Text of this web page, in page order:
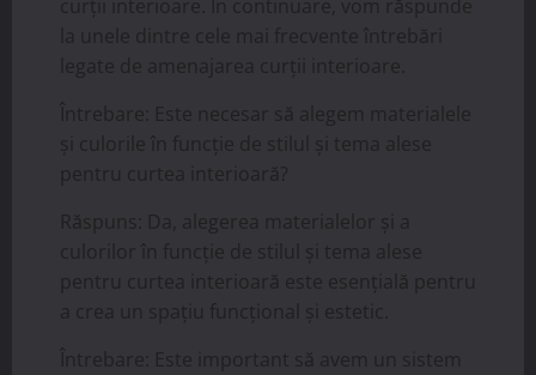
curții interioare. În continuare, vom răspunde
la unele dintre cele mai frecvente întrebări
legate de amenajarea curții interioare.
Întrebare: Este necesar să alegem materialele
și culorile în funcție de stilul și tema alese
pentru curtea interioară?
Răspuns: Da, alegerea materialelor și a
culorilor în funcție de stilul și tema alese
pentru curtea interioară este esențială pentru
a crea un spațiu funcțional și estetic.
Întrebare: Este important să avem un sistem